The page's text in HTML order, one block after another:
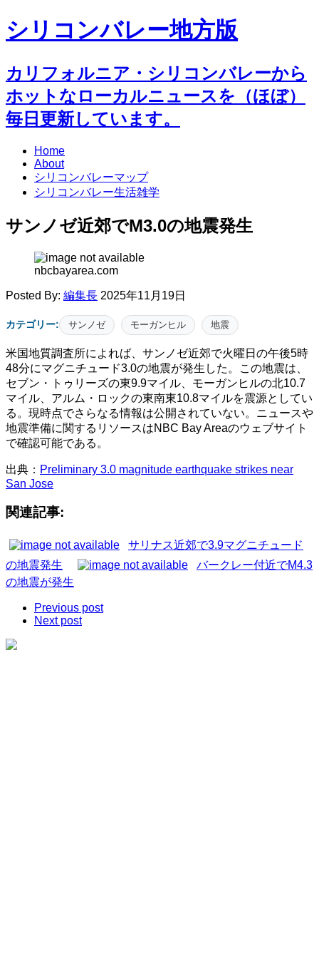
シリコンバレー地方版
カリフォルニア・シリコンバレーから
ホットなローカルニュースを（ほぼ）
毎日更新しています。
Home
About
シリコンバレーマップ
シリコンバレー生活雑学
サンノゼ近郊でM3.0の地震発生
nbcbayarea.com
Posted By: 編集長 2025年11月19日
カテゴリー: サンノゼ モーガンヒル 地震
米国地質調査所によれば、サンノゼ近郊で火曜日の午後5時
48分にマグニチュード3.0の地震が発生した。この地震は、
セブン・トゥリーズの東9.9マイル、モーガンヒルの北10.7
マイル、アルム・ロックの東南東10.8マイルを震源としてい
る。現時点でさらなる情報は公開されていない。ニュースや
地震準備に関するリソースはNBC Bay Areaのウェブサイト
で確認可能である。
出典： Preliminary 3.0 magnitude earthquake strikes near
San Jose
関連記事:
サリナス近郊で3.9マグニチュード
の地震発生
バークレー付近でM4.3
の地震が発生
Previous post
Next post